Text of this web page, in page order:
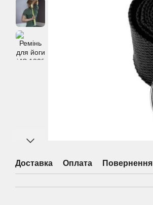
Доставка Оплата Повернення